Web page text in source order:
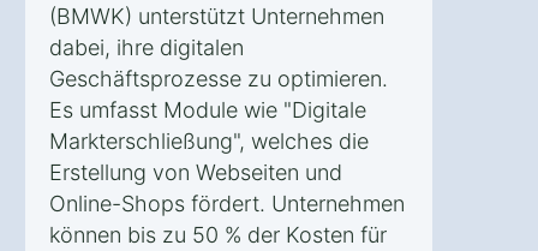
(BMWK) unterstützt Unternehmen
dabei, ihre digitalen
Geschäftsprozesse zu optimieren.
Es umfasst Module wie "Digitale
Markterschließung", welches die
Erstellung von Webseiten und
Online-Shops fördert. Unternehmen
können bis zu 50 % der Kosten für